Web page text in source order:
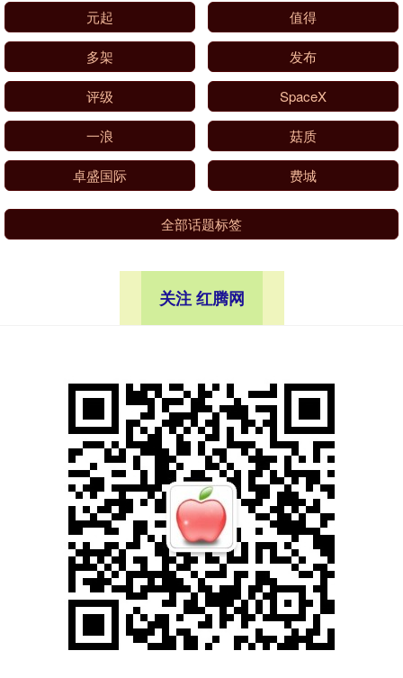
元起 值得
多架 发布
评级 SpaceX
一浪 菇质
卓盛国际 费城
全部话题标签
关注 红腾网